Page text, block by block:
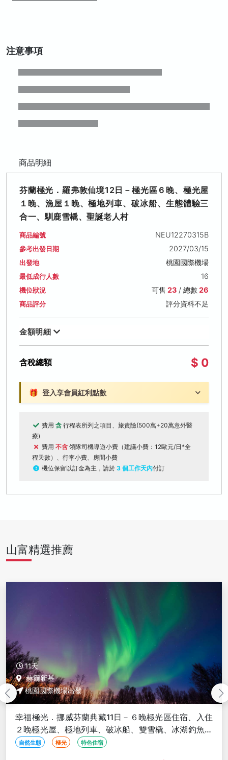
注意事項
商品明細
芬蘭極光．羅弗敦仙境12日－極光區６晚、極光屋
１晚、漁屋１晚、極地列車、破冰船、生態體驗三
合一、馴鹿雪橇、聖誕老人村
商品編號 NEU12270315B
參考出發日期 2027/03/15
出發地 桃園國際機場
最低成行人數 16
機位狀況 可售 23/ 總數26
商品評分 評分資料不足
金額明細
含稅總額 $ 0
🎁 登入享會員紅利點數
費用 含 行程表所列之項目、旅責險(500萬+20萬意外醫
療)
費用 不含 領隊司機導遊小費（建議小費：12歐元/日*全
程天數）、行李小費、房間小費
機位保留以訂金為主，請於 3 個工作天內付訂
山富精選推薦
11天
赫爾新基
桃園國際機場出發
幸福極光．挪威芬蘭典藏11日－６晚極光區住宿、入住
２晚極光屋、極地列車、破冰船、雙雪橇、冰湖釣魚、
２次夜追極光
自然生態 極光 特色住宿